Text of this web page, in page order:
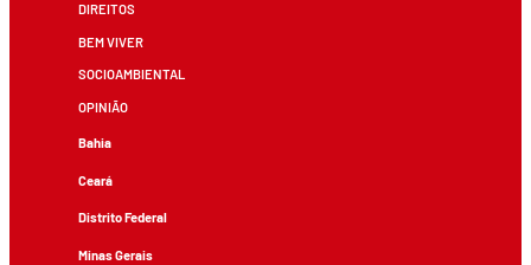
DIREITOS
BEM VIVER
SOCIOAMBIENTAL
OPINIÃO
Bahia
Ceará
Distrito Federal
Minas Gerais